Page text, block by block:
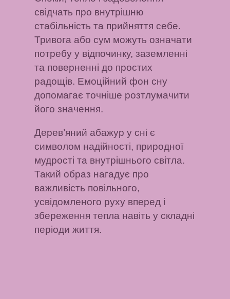
свідчать про внутрішню
стабільність та прийняття себе.
Тривога або сум можуть означати
потребу у відпочинку, заземленні
та поверненні до простих
радощів. Емоційний фон сну
допомагає точніше розтлумачити
його значення.
Дерев’яний абажур у сні є
символом надійності, природної
мудрості та внутрішнього світла.
Такий образ нагадує про
важливість повільного,
усвідомленого руху вперед і
збереження тепла навіть у складні
періоди життя.